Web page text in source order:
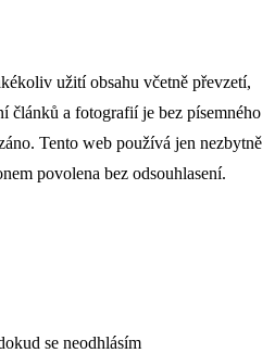
užití obsahu včetně převzetí,
článků a fotografií je bez písemného
Tento web používá jen nezbytně
povolena bez odsouhlasení.
se neodhlásím